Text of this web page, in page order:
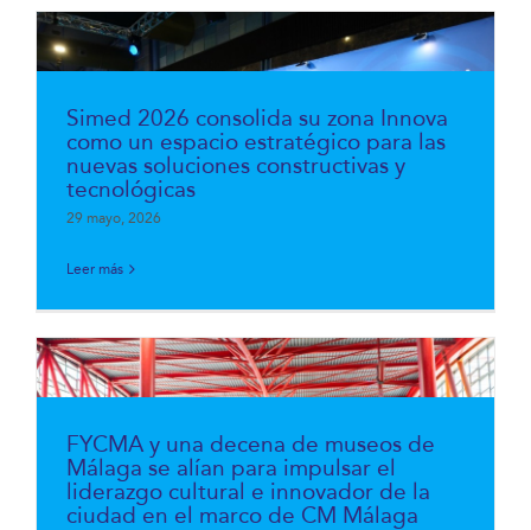
Simed 2026 consolida su zona Innova
como un espacio estratégico para las
nuevas soluciones constructivas y
tecnológicas
29 mayo, 2026
Leer más
FYCMA y una decena de museos de
Málaga se alían para impulsar el
liderazgo cultural e innovador de la
ciudad en el marco de CM Málaga